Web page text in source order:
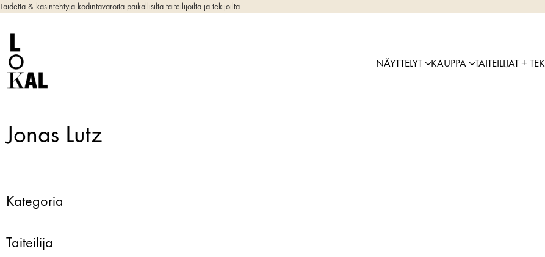
Taidetta & käsintehtyjä kodintavaroita paikallisilta taiteilijoilta ja tekijöiltä.
NÄYTTELYT KAUPPA TAITEILIJAT +
Jonas Lutz
Kategoria
Taiteilija